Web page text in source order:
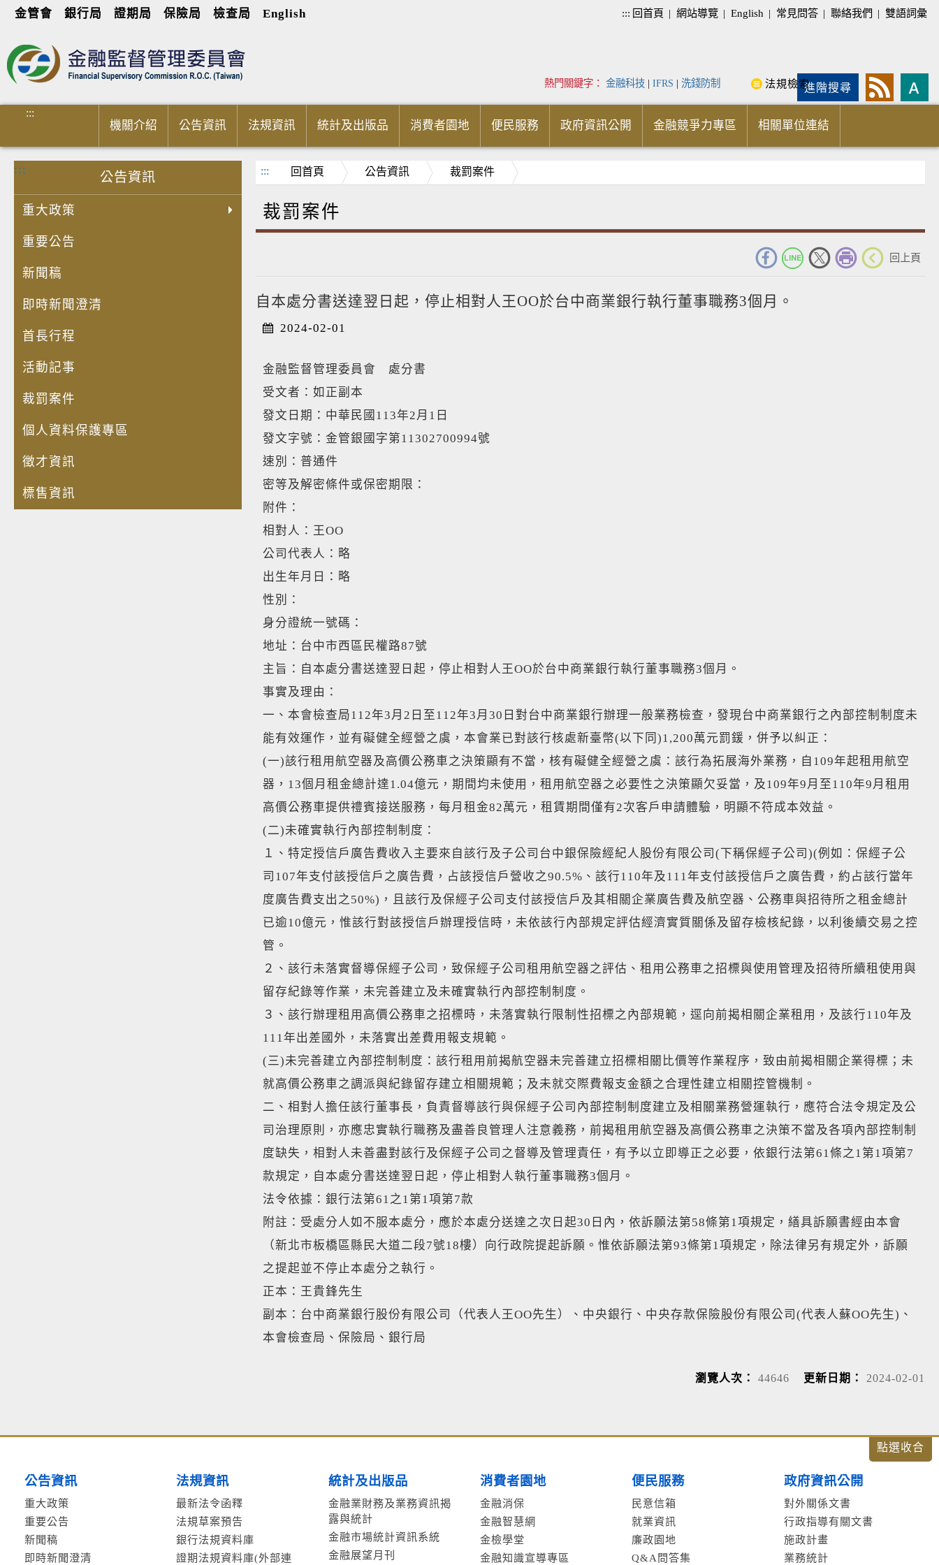
金管會 銀行局 證期局 保險局 檢查局 English ::: 回首頁 | 網站導覽 | English | 常見問答 | 聯絡我們 | 雙語詞彙
進階搜尋
熱門關鍵字： 金融科技 | IFRS | 洗錢防制 法規檢索
:::
機關介紹 公告資訊 法規資訊 統計及出版品 消費者園地 便民服務 政府資訊公開 金融競爭力專區 相關單位連結
:::
公告資訊
重大政策
重要公告
新聞稿
即時新聞澄清
首長行程
活動記事
裁罰案件
個人資料保護專區
徵才資訊
標售資訊
::: 回首頁 公告資訊 裁罰案件
裁罰案件
回上頁
自本處分書送達翌日起，停止相對人王OO於台中商業銀行執行董事職務3個月。
2024-02-01
金融監督管理委員會 處分書
受文者：如正副本
發文日期：中華民國113年2月1日
發文字號：金管銀國字第11302700994號
速別：普通件
密等及解密條件或保密期限：
附件：
相對人：王OO
公司代表人：略
出生年月日：略
性別：
身分證統一號碼：
地址：台中市西區民權路87號
主旨：自本處分書送達翌日起，停止相對人王OO於台中商業銀行執行董事職務3個月。
事實及理由：
一、本會檢查局112年3月2日至112年3月30日對台中商業銀行辦理一般業務檢查，發現台中商業銀行之內部控制制度未
能有效運作，並有礙健全經營之虞，本會業已對該行核處新臺幣(以下同)1,200萬元罰鍰，併予以糾正：
(一)該行租用航空器及高價公務車之決策顯有不當，核有礙健全經營之虞：該行為拓展海外業務，自109年起租用航空
器，13個月租金總計達1.04億元，期間均未使用，租用航空器之必要性之決策顯欠妥當，及109年9月至110年9月租用
高價公務車提供禮賓接送服務，每月租金82萬元，租賃期間僅有2次客戶申請體驗，明顯不符成本效益。
(二)未確實執行內部控制制度：
１、特定授信戶廣告費收入主要來自該行及子公司台中銀保險經紀人股份有限公司(下稱保經子公司)(例如：保經子公
司107年支付該授信戶之廣告費，占該授信戶營收之90.5%、該行110年及111年支付該授信戶之廣告費，約占該行當年
度廣告費支出之50%)，且該行及保經子公司支付該授信戶及其相關企業廣告費及航空器、公務車與招待所之租金總計
已逾10億元，惟該行對該授信戶辦理授信時，未依該行內部規定評估經濟實質關係及留存檢核紀錄，以利後續交易之控
管。
２、該行未落實督導保經子公司，致保經子公司租用航空器之評估、租用公務車之招標與使用管理及招待所續租使用與
留存紀錄等作業，未完善建立及未確實執行內部控制制度。
３、該行辦理租用高價公務車之招標時，未落實執行限制性招標之內部規範，逕向前揭相關企業租用，及該行110年及
111年出差國外，未落實出差費用報支規範。
(三)未完善建立內部控制制度：該行租用前揭航空器未完善建立招標相關比價等作業程序，致由前揭相關企業得標；未
就高價公務車之調派與紀錄留存建立相關規範；及未就交際費報支金額之合理性建立相關控管機制。
二、相對人擔任該行董事長，負責督導該行與保經子公司內部控制制度建立及相關業務營運執行，應符合法令規定及公
司治理原則，亦應忠實執行職務及盡善良管理人注意義務，前揭租用航空器及高價公務車之決策不當及各項內部控制制
度缺失，相對人未善盡對該行及保經子公司之督導及管理責任，有予以立即導正之必要，依銀行法第61條之1第1項第7
款規定，自本處分書送達翌日起，停止相對人執行董事職務3個月。
法令依據：銀行法第61之1第1項第7款
附註：受處分人如不服本處分，應於本處分送達之次日起30日內，依訴願法第58條第1項規定，繕具訴願書經由本會
（新北市板橋區縣民大道二段7號18樓）向行政院提起訴願。惟依訴願法第93條第1項規定，除法律另有規定外，訴願
之提起並不停止本處分之執行。
正本：王貴鋒先生
副本：台中商業銀行股份有限公司（代表人王OO先生）、中央銀行、中央存款保險股份有限公司(代表人蘇OO先生)、
本會檢查局、保險局、銀行局
瀏覽人次： 44646 更新日期： 2024-02-01
公告資訊
重大政策
重要公告
新聞稿
即時新聞澄清
法規資訊
最新法令函釋
法規草案預告
銀行法規資料庫
證期法規資料庫(外部連
統計及出版品
金融業財務及業務資訊揭
露與統計
金融市場統計資訊系統
金融展望月刊
消費者園地
金融消保
金融智慧網
金檢學堂
金融知識宣導專區
便民服務
民意信箱
就業資訊
廉政園地
Q&A問答集
政府資訊公開
對外關係文書
行政指導有關文書
施政計畫
業務統計